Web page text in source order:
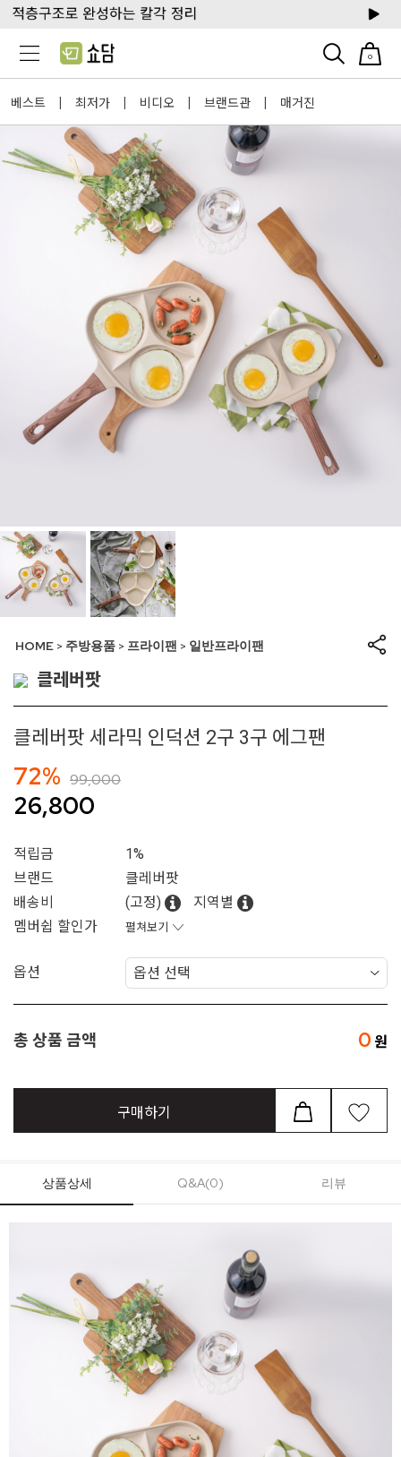
0
베스트 | 최저가 | 비디오 | 브랜드관 | 매거진
HOME > 주방용품 > 프라이팬 > 일반프라이팬
클레버팟
클레버팟 세라믹 인덕션 2구 3구 에그팬
72% 99,000
26,800
적립금
1%
브랜드
클레버팟
배송비
(고정)
지역별
멤버쉽 할인가
펼쳐보기
옵션
총 상품 금액 0
구매하기
상품상세 Q&A(0) 리뷰